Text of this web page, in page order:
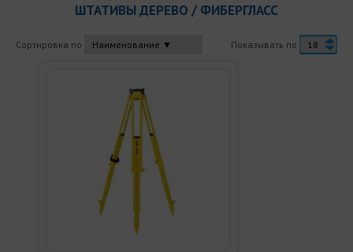
ШТАТИВЫ ДЕРЕВО / ФИБЕРГЛАСС
Сортировка по Показывать по